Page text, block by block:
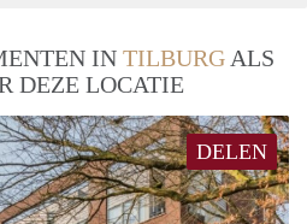
IN TILBURG ALS
DEZE LOCATIE
DELEN